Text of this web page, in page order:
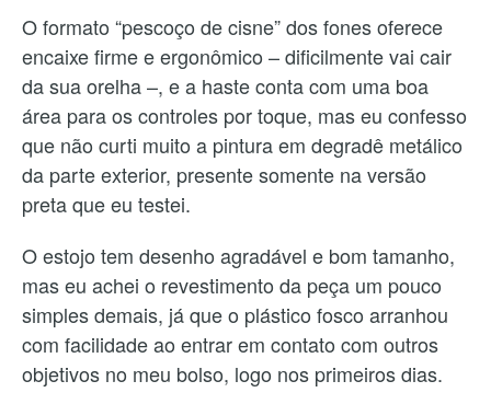
O formato “pescoço de cisne” dos fones oferece
encaixe firme e ergonômico – dificilmente vai cair
da sua orelha –, e a haste conta com uma boa
área para os controles por toque, mas eu confesso
que não curti muito a pintura em degradê metálico
da parte exterior, presente somente na versão
preta que eu testei.
O estojo tem desenho agradável e bom tamanho,
mas eu achei o revestimento da peça um pouco
simples demais, já que o plástico fosco arranhou
com facilidade ao entrar em contato com outros
objetivos no meu bolso, logo nos primeiros dias.